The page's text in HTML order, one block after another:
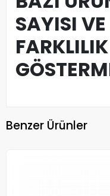
SAYISI
FARKLILIK
Benzer Ürünler